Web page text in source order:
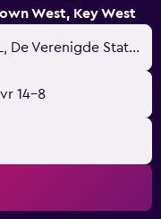
West, Key West
Mid Town West - Key West, FL, De Verenigde Staten
vr 14-8